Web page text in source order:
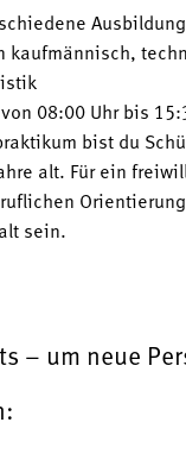
kaufmännisch,
08:00 Uhr bis
bist du
alt. Für ein
sein.
– um neue